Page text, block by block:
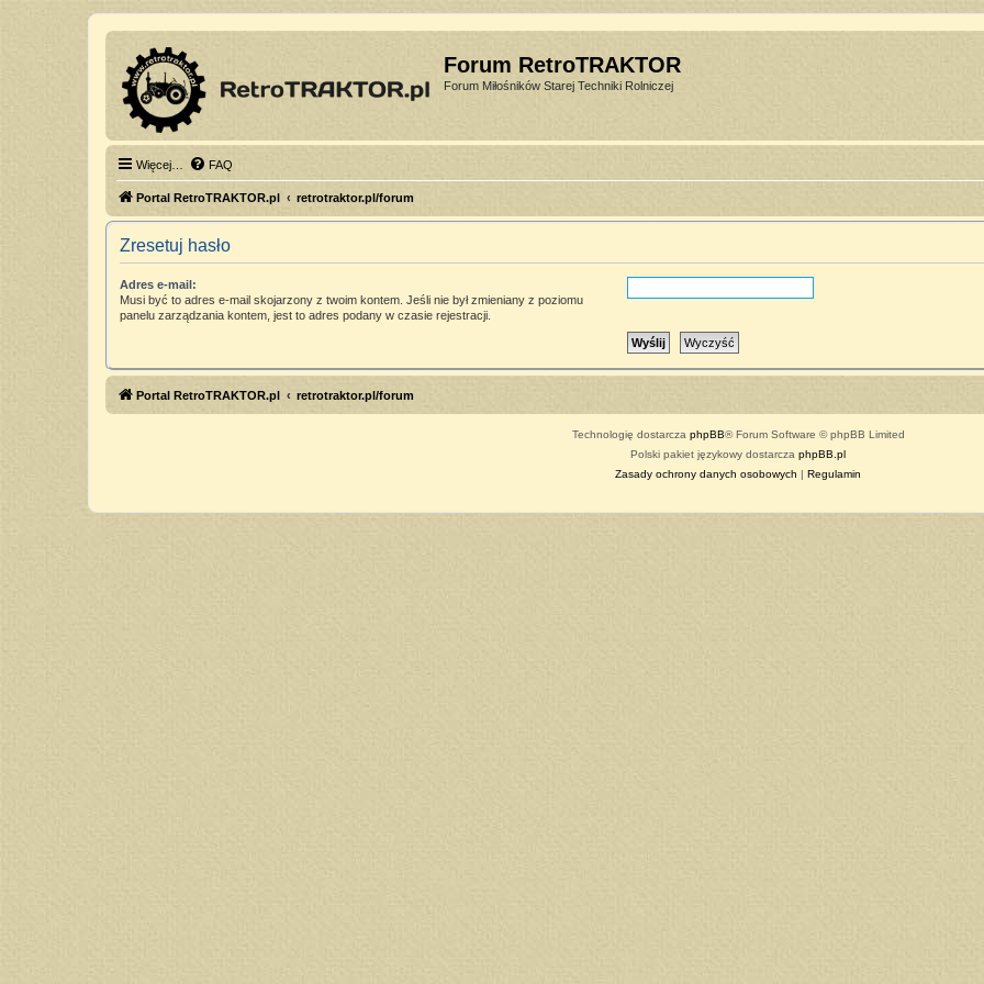
Forum RetroTRAKTOR
Forum Miłośników Starej Techniki Rolniczej
Więcej… FAQ
Portal RetroTRAKTOR.pl retrotraktor.pl/forum
Zresetuj hasło
Adres e-mail:
Musi być to adres e-mail skojarzony z twoim kontem. Jeśli nie był zmieniany z poziomu
panelu zarządzania kontem, jest to adres podany w czasie rejestracji.
Portal RetroTRAKTOR.pl retrotraktor.pl/forum
Technologię dostarcza phpBB® Forum Software © phpBB Limited
Polski pakiet językowy dostarcza phpBB.pl
Zasady ochrony danych osobowych | Regulamin